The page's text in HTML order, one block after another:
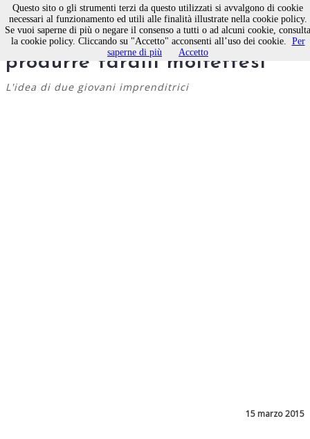
Come inventarsi un lavoro
produrre taralli molfettesi
L'idea di due giovani imprenditrici
15 marzo 2015
Questo sito o gli strumenti terzi da questo utilizzati si avvalgono di cookie
necessari al funzionamento ed utili alle finalità illustrate nella cookie policy.
Se vuoi saperne di più o negare il consenso a tutti o ad alcuni cookie, consulta
la cookie policy. Cliccando su "Accetto" acconsenti all’uso dei cookie. Per
saperne di più
Accetto